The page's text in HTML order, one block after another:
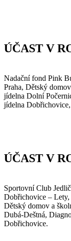
ÚČAST V
Nadační fond Pink
Praha, Dětský
jídelna Dolní
jídelna
ÚČAST V
Sportovní Club
Dobřichovice – Lety,
Dětský domov a
Dubá-Deštná,
Dobřichovice.